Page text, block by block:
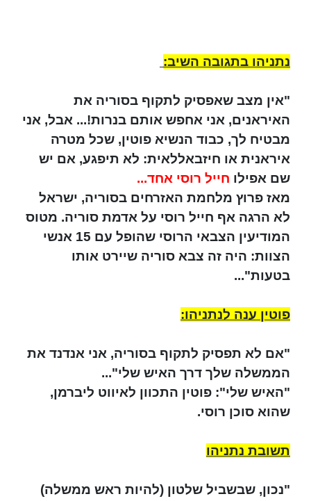
נתניהו בתגובה השיב:
"אין מצב שאפסיק לתקוף בסוריה את
האיראנים, אני אחפש אותם בנרות!... אבל, אני
מבטיח לך, כבוד הנשיא פוטין, שכל מטרה
איראנית או חיזבאללאית: לא תיפגע, אם יש
שם אפילו חייל רוסי אחד...
מאז פרוץ מלחמת האזרחים בסוריה, ישראל
לא הרגה אף חייל רוסי על אדמת סוריה. מטוס
המודיעין הצבאי הרוסי שהופל עם 15 אנשי
הצוות: היה זה צבא סוריה שיירט אותו
בטעות"...
פוטין ענה לנתניהו:
"אם לא תפסיק לתקוף בסוריה, אני אנדנד את
הממשלה שלך דרך האיש שלי"...
"האיש שלי": פוטין התכוון לאיווט ליברמן,
שהוא סוכן רוסי.
תשובת נתניהו
"נכון, שבשביל שלטון (להיות ראש ממשלה)